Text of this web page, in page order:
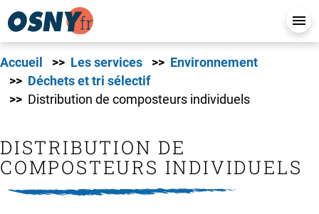
Accueil Les services
Environnement
Déchets et tri sélectif
Distribution de composteurs individuels
DISTRIBUTION DE
COMPOSTEURS INDIVIDUELS